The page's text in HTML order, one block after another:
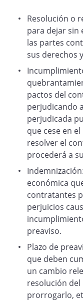
Resolución o
para dejar sin
las partes
sus derechos
pactos del
perjudicando
perjudicada
que cese en
resolver el
procederá a
económica
contratantes
perjuicios
preaviso.
Plazo de
que deben
un cambio
resolución
prorrogarlo,